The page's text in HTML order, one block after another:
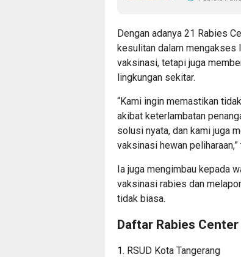
Dengan adanya 21 Rabies
kesulitan dalam mengakses
vaksinasi, tetapi juga
lingkungan sekitar.
“Kami ingin memastikan
akibat keterlambatan
solusi nyata, dan kami juga
vaksinasi hewan
Ia juga mengimbau kepada
vaksinasi rabies dan
tidak biasa.
Daftar Rabies
1. RSUD Kota Tangerang